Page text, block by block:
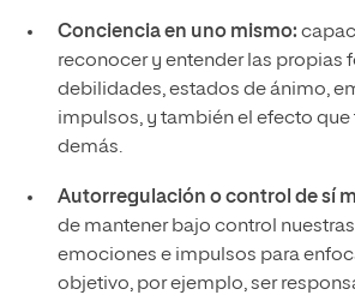
Conciencia en uno mismo:
reconocer y entender las propias
debilidades, estados de ánimo,
impulsos, y también el efecto que
demás.
Autorregulación o control de sí
de mantener bajo control
emociones e impulsos para
objetivo, por ejemplo, ser